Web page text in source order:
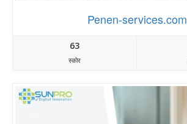
Penen-services.com
63
स्कोर